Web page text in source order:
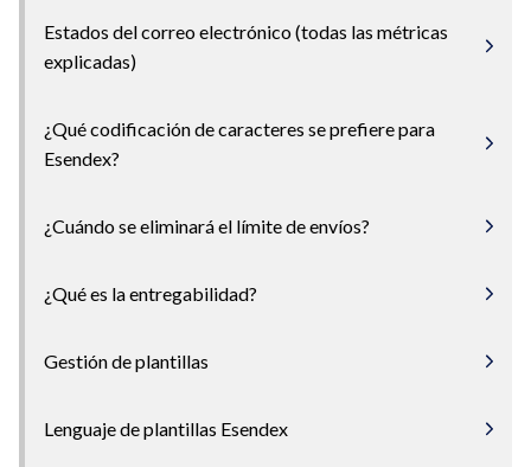
Estados del correo electrónico (todas las métricas
explicadas)
¿Qué codificación de caracteres se prefiere para
Esendex?
¿Cuándo se eliminará el límite de envíos?
¿Qué es la entregabilidad?
Gestión de plantillas
Lenguaje de plantillas Esendex